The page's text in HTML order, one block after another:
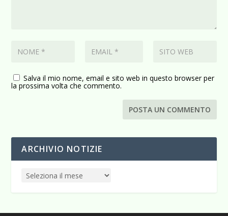
Salva il mio nome, email e sito web in questo browser per
la prossima volta che commento.
ARCHIVIO NOTIZIE